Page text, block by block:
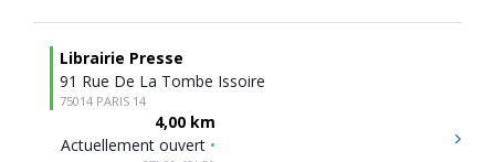
Librairie Presse
91 Rue De La Tombe Issoire
75014 PARIS 14
4,00 km
Actuellement ouvert •